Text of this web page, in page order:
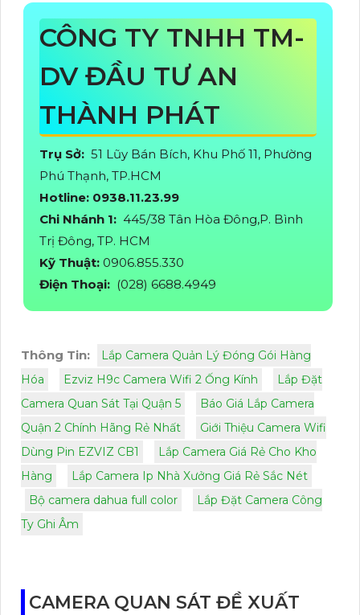
CÔNG TY TNHH TM-
DV ĐẦU TƯ AN
THÀNH PHÁT
Trụ Sở: 51 Lũy Bán Bích, Khu Phố 11, Phường
Phú Thạnh, TP.HCM
Hotline: 0938.11.23.99
Chi Nhánh 1: 445/38 Tân Hòa Đông,P. Bình
Trị Đông, TP. HCM
Kỹ Thuật: 0906.855.330
Điện Thoại: (028) 6688.4949
Thông Tin:
Lắp Camera Quản Lý Đóng Gói Hàng
Hóa
Ezviz H9c Camera Wifi 2 Ống Kính
Lắp Đặt
Camera Quan Sát Tại Quận 5
Báo Giá Lắp Camera
Quận 2 Chính Hãng Rẻ Nhất
Giới Thiệu Camera Wifi
Dùng Pin EZVIZ CB1
Lắp Camera Giá Rẻ Cho Kho
Hàng
Lắp Camera Ip Nhà Xưởng Giá Rẻ Sắc Nét
Bộ camera dahua full color
Lắp Đặt Camera Công
Ty Ghi Âm
CAMERA QUAN SÁT ĐỀ XUẤT